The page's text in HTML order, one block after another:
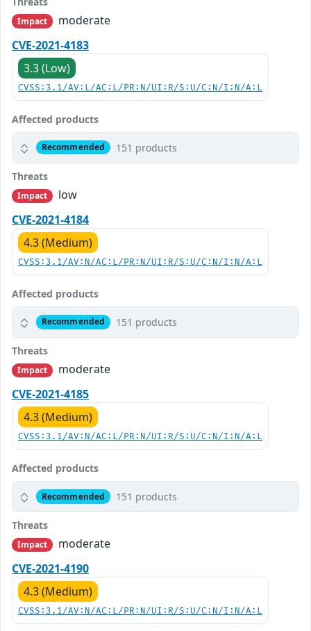
Impact
moderate
CVE-2021-4183
3.3 (Low)
CVSS:3.1/AV:L/AC:L/PR:N/UI:R/S:U/C:N/I:N/A:L
Affected products
Recommended 151 products
Threats
Impact
low
CVE-2021-4184
4.3 (Medium)
CVSS:3.1/AV:N/AC:L/PR:N/UI:R/S:U/C:N/I:N/A:L
Affected products
Recommended 151 products
Threats
Impact
moderate
CVE-2021-4185
4.3 (Medium)
CVSS:3.1/AV:N/AC:L/PR:N/UI:R/S:U/C:N/I:N/A:L
Affected products
Recommended 151 products
Threats
Impact
moderate
CVE-2021-4190
4.3 (Medium)
CVSS:3.1/AV:N/AC:L/PR:N/UI:R/S:U/C:N/I:N/A:L